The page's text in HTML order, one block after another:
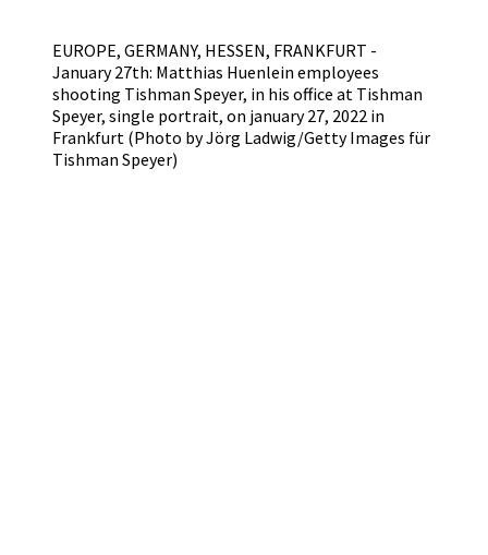
EUROPE, GERMANY, HESSEN, FRANKFURT -
January 27th: Matthias Huenlein employees
shooting Tishman Speyer, in his office at Tishman
Speyer, single portrait, on january 27, 2022 in
Frankfurt (Photo by Jörg Ladwig/Getty Images für
Tishman Speyer)